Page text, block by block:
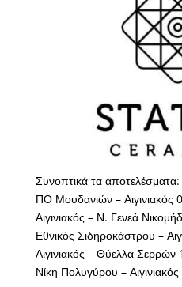
Συνοπτικά τα αποτελέσματα:
ΠΟ Μουδανιών – Αιγινιακός
Αιγινιακός – Ν. Γενεά
Εθνικός Σιδηροκάστρου –
Αιγινιακός – Θύελλα
Νίκη Πολυγύρου –